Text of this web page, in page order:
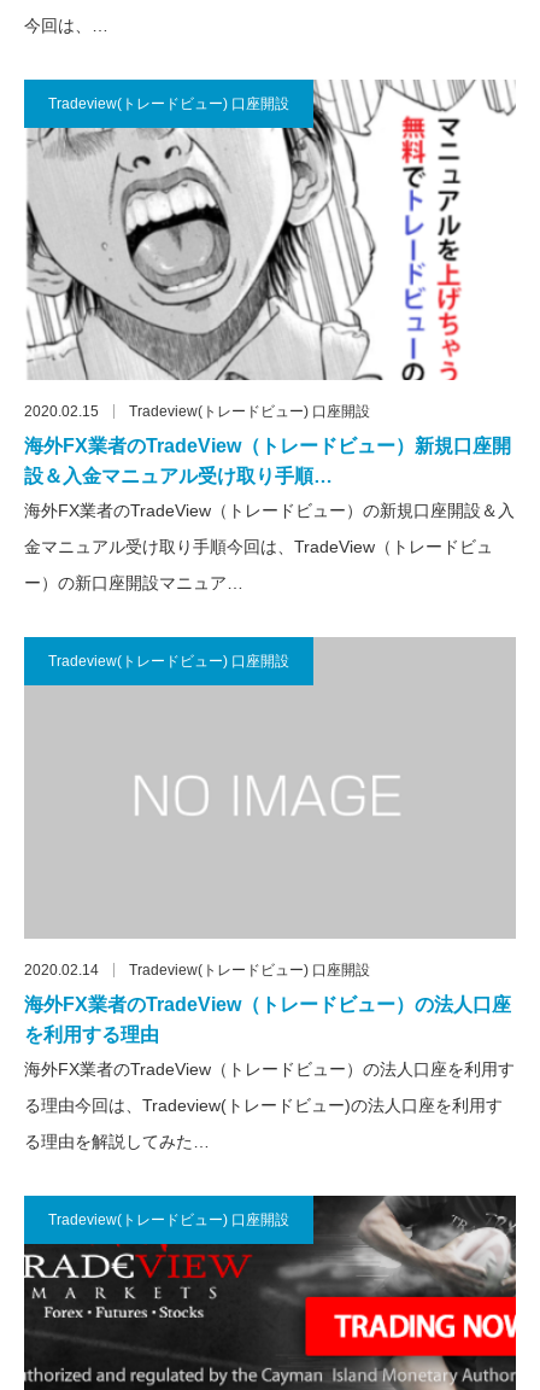
今回は、…
Tradeview(トレードビュー) 口座開設
2020.02.15 Tradeview(トレードビュー) 口座開設
海外FX業者のTradeView（トレードビュー）新規口座開
設＆入金マニュアル受け取り手順…
海外FX業者のTradeView（トレードビュー）の新規口座開設＆入
金マニュアル受け取り手順今回は、TradeView（トレードビュ
ー）の新口座開設マニュア…
Tradeview(トレードビュー) 口座開設
2020.02.14 Tradeview(トレードビュー) 口座開設
海外FX業者のTradeView（トレードビュー）の法人口座
を利用する理由
海外FX業者のTradeView（トレードビュー）の法人口座を利用す
る理由今回は、Tradeview(トレードビュー)の法人口座を利用す
る理由を解説してみた…
Tradeview(トレードビュー) 口座開設